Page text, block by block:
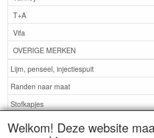
T+A
Vifa
OVERIGE MERKEN
Lijm, penseel, injectiespuit
Randen naar maat
Stofkapjes
Informatie
Welkom! Deze website